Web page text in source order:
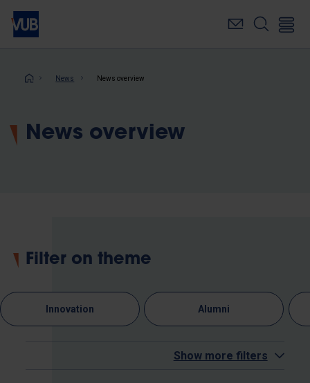
Skip
main
Breadcrumb
News News overview
News overview
Filter on theme
Innovation Alumni
Show more filters